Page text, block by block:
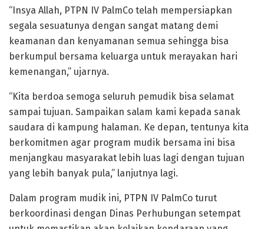
“Insya Allah, PTPN IV PalmCo telah mempersiapkan
segala sesuatunya dengan sangat matang demi
keamanan dan kenyamanan semua sehingga bisa
berkumpul bersama keluarga untuk merayakan hari
kemenangan,” ujarnya.
“Kita berdoa semoga seluruh pemudik bisa selamat
sampai tujuan. Sampaikan salam kami kepada sanak
saudara di kampung halaman. Ke depan, tentunya kita
berkomitmen agar program mudik bersama ini bisa
menjangkau masyarakat lebih luas lagi dengan tujuan
yang lebih banyak pula,” lanjutnya lagi.
Dalam program mudik ini, PTPN IV PalmCo turut
berkoordinasi dengan Dinas Perhubungan setempat